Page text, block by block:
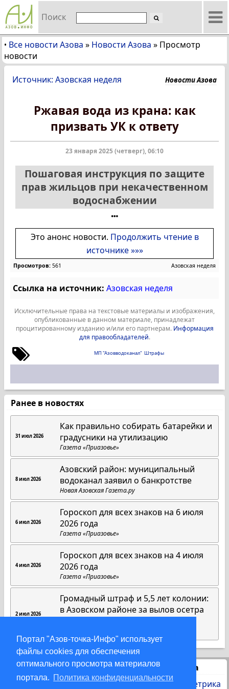
Портал "Азов-точка-Инфо" использует
файлы cookies для обеспечения
оптимального просмотра материалов
портала. Политика конфиденциальности
Поиск
• Все новости Азова » Новости Азова » Просмотр
новости
Источник: Азовская неделя Новости Азова
Ржавая вода из крана: как
призвать УК к ответу
23 января 2025 (четверг), 06:10
Пошаговая инструкция по защите
прав жильцов при некачественном
водоснабжении
Это анонс новости. Продолжить чтение в
источнике »»»
Просмотров: 561 Азовская неделя
Ссылка на источник: Азовская неделя
Исключительные права на текстовые материалы и изображения,
опубликованные в данном материале, принадлежат
процитированному изданию и/или его партнерам. Информация
для правообладателей.
МП "Азовводоканал" Штрафы
Ранее в новостях
31 июл 2026
Как правильно собирать батарейки и
градусники на утилизацию
Газета «Приазовье»
8 июл 2026
Азовский район: муниципальный
водоканал заявил о банкротстве
Новая Азовская Газета.ру
6 июл 2026
Гороскоп для всех знаков на 6 июля
2026 года
Газета «Приазовье»
4 июл 2026
Гороскоп для всех знаков на 4 июля
2026 года
Газета «Приазовье»
2 июл 2026
Громадный штраф и 5,5 лет колонии:
в Азовском районе за вылов осетра
Статистика